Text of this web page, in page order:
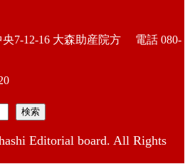
央7-12-16 大森助産院方 電話 080-
検索
Editorial board. All Rights